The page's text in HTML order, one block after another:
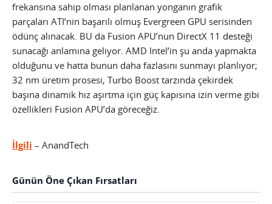
frekansına sahip olması planlanan yonganın grafik
parçaları ATI’nin başarılı olmuş Evergreen GPU serisinden
ödünç alınacak. BU da Fusion APU’nun DirectX 11 desteği
sunacağı anlamına geliyor. AMD Intel’in şu anda yapmakta
olduğunu ve hatta bunun daha fazlasını sunmayı planlıyor;
32 nm üretim prosesi, Turbo Boost tarzında çekirdek
başına dinamik hız aşırtma için güç kapısına izin verme gibi
özellikleri Fusion APU’da göreceğiz.
İlgili – AnandTech
Günün Öne Çıkan Fırsatları